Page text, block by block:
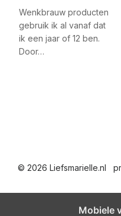
Wenkbrauw producten
gebruik ik al vanaf dat
ik een jaar of 12 ben.
Door…
© 2026 Liefsmarielle.nl
Mobiele